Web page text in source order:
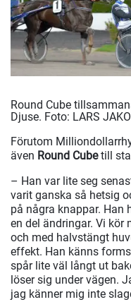
Round Cube
Djuse. Foto: LARS
Förutom
även Round Cubetill
– Han var lite seg
varit ganska så hetsig
på några knappar. Han
en del ändringar. Vi kör
och med halvstängt
effekt. Han känns
spår lite väl långt ut
löser sig under vägen.
jag känner mig inte